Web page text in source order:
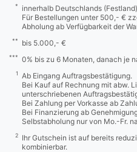
*
innerhalb Deutschlands
Für Bestellungen unter 500,- €
Abholung ab Verfügbarkeit der
** bis 5.000,- €
*** 0% bis zu 6 Monaten, danach je
1
Ab Eingang Auftragsbestätigung.
Bei Kauf auf Rechnung mit abw.
unterschriebenen
Bei Zahlung per Vorkasse ab
Bei Finanzierung ab
Selbstabholung nur von Mo.-Fr.
2
Ihr Gutschein ist auf bereits
kombinierbar.